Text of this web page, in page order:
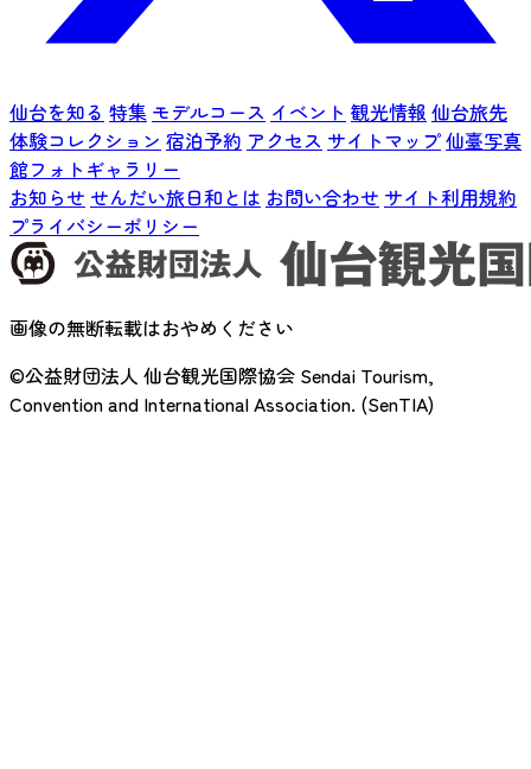
仙台を知る 特集 モデルコース イベント 観光情報 仙台旅先
体験コレクション 宿泊予約 アクセス サイトマップ仙臺写真
館フォトギャラリー
お知らせ せんだい旅日和とは お問い合わせ サイト利用規約
プライバシーポリシー
画像の無断転載はおやめください
©公益財団法人 仙台観光国際協会 Sendai Tourism,
Convention and International Association. (SenTIA)